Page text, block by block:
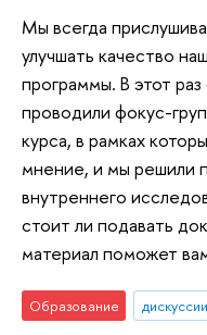
Мы всегда
улучшать качество
программы. В этот
проводили фокус-
курса, в рамках
мнение, и мы решили
внутреннего
стоит ли подавать
материал поможет
Образование дискуссии